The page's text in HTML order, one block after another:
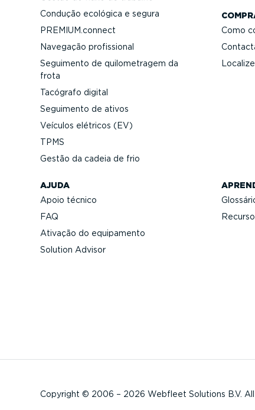
Condução ecológica e segura
PREMIUM.connect
Navegação profis­sional
Seguimento de quilo­me­tragem da
frota
Tacógrafo digital
Seguimento de ativos
Veículos elétricos (EV)
TPMS
Gestão da cadeia de frio
Como
AJUDA
Apoio técnico
FAQ
Ativação do equipamento
Solution Advisor
Copyright © 2006 – 2026 Webfleet Solutions B.V. All